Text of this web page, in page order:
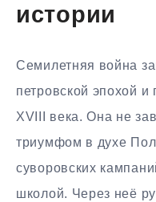
истории
Семилетняя война
петровской эпохой
XVIII века. Она не
триумфом в духе
суворовских
школой. Через неё